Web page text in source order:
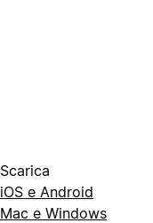
Scarica
iOS e Android
Mac e Windows